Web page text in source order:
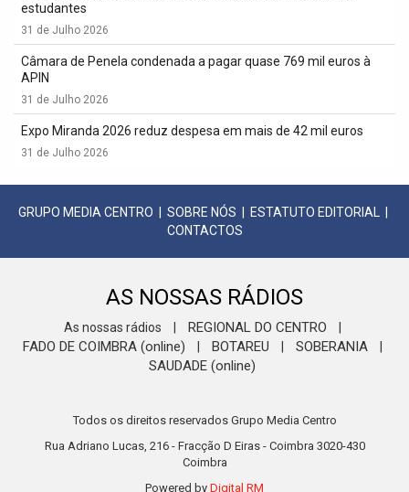
estudantes
31 de Julho 2026
Câmara de Penela condenada a pagar quase 769 mil euros à
APIN
31 de Julho 2026
Expo Miranda 2026 reduz despesa em mais de 42 mil euros
31 de Julho 2026
GRUPO MEDIA CENTRO SOBRE NÓS ESTATUTO EDITORIAL
CONTACTOS
AS NOSSAS RÁDIOS
As nossas rádios REGIONAL DO CENTRO
FADO DE COIMBRA (online) BOTAREU SOBERANIA
SAUDADE (online)
Todos os direitos reservados Grupo Media Centro
Rua Adriano Lucas, 216 - Fracção D Eiras - Coimbra 3020-430
Coimbra
Powered by Digital RM